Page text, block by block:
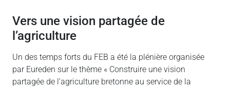
vers une vision partagée de
l’agriculture
Un des temps forts du FEB a été la plénière organisée
par Eureden sur le thème « Construire une vision
partagée de l’agriculture bretonne au service de la